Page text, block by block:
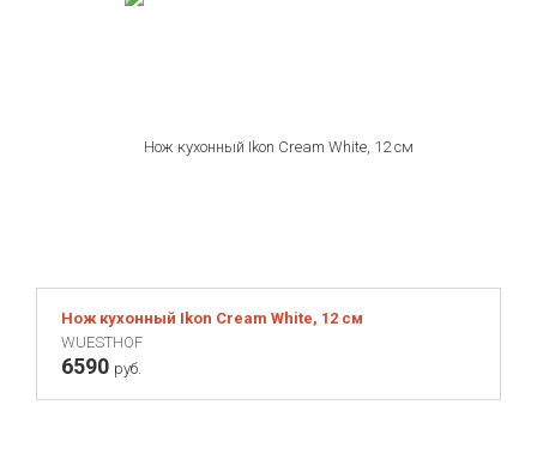
Нож кухонный Ikon Cream White, 12 см
WUESTHOF
6590 руб.